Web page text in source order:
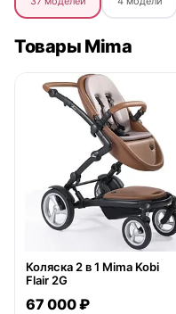
Товары Mima
нет в продаже
Коляска 2 в 1 Mima Kobi
Flair 2G
67 000 ₽